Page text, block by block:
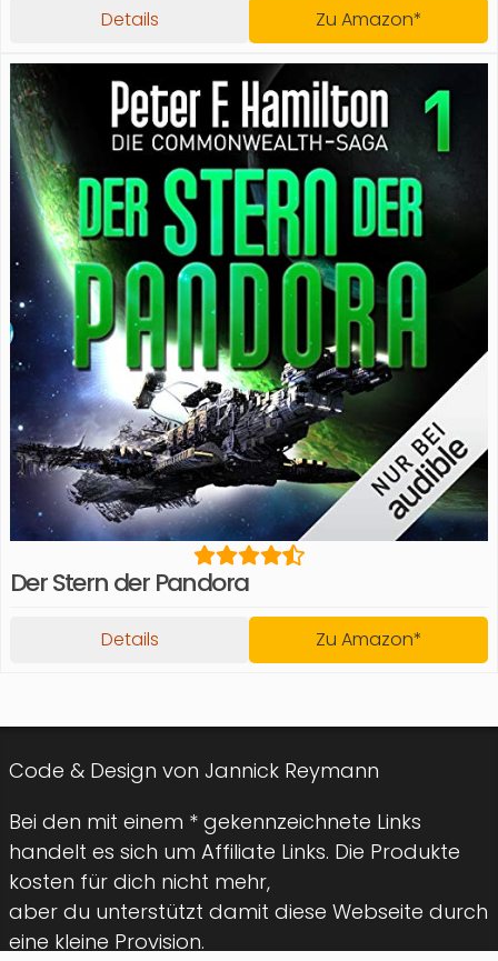
Details Zu Amazon*
Der Stern der Pandora
Details Zu Amazon*
Code & Design von Jannick Reymann
Bei den mit einem * gekennzeichnete Links
handelt es sich um Affiliate Links. Die Produkte
kosten für dich nicht mehr,
aber du unterstützt damit diese Webseite durch
eine kleine Provision.